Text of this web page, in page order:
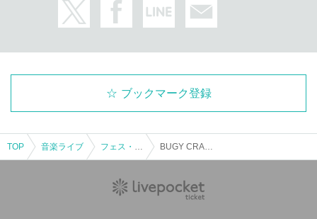
ブックマーク登録
TOP 音楽ライブ